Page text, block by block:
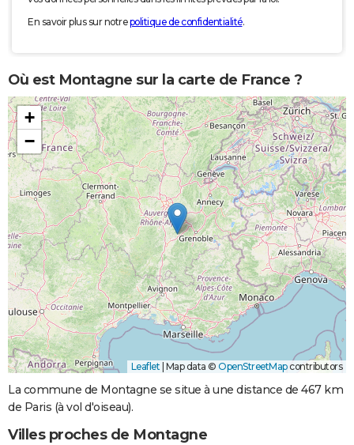
En savoir plus sur notrepolitique de confidentialité.
Où est Montagne sur la carte de France ?
+
−
Leaflet Map data © OpenStreetMapcontributors
La commune de Montagne se situe à une distance de 467 km
de Paris (à vol d'oiseau).
Villes proches de Montagne